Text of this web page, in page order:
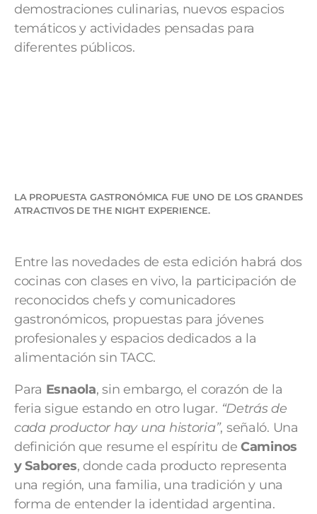
demostraciones culinarias, nuevos espacios
temáticos y actividades pensadas para
diferentes públicos.
LA PROPUESTA GASTRONÓMICA FUE UNO DE LOS GRANDES
ATRACTIVOS DE THE NIGHT EXPERIENCE.
Entre las novedades de esta edición habrá dos
cocinas con clases en vivo, la participación de
reconocidos chefs y comunicadores
gastronómicos, propuestas para jóvenes
profesionales y espacios dedicados a la
alimentación sin TACC.
Para Esnaola, sin embargo, el corazón de la
feria sigue estando en otro lugar. “Detrás de
cada productor hay una historia”, señaló. Una
definición que resume el espíritu deCaminos
y Sabores, donde cada producto representa
una región, una familia, una tradición y una
forma de entender la identidad argentina.